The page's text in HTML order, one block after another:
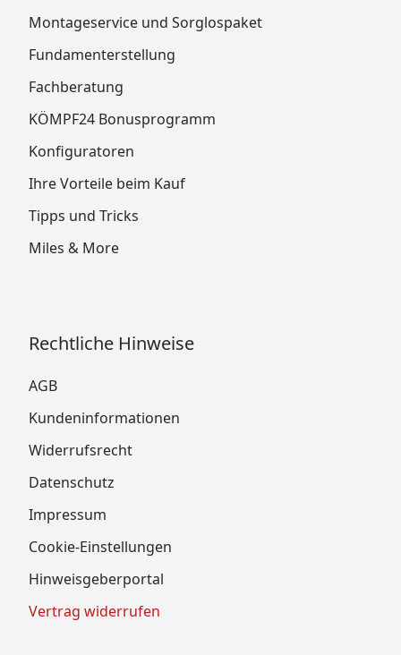
Montageservice und Sorglospaket
Fundamenterstellung
Fachberatung
KÖMPF24 Bonusprogramm
Konfiguratoren
Ihre Vorteile beim Kauf
Tipps und Tricks
Miles & More
Rechtliche Hinweise
AGB
Kundeninformationen
Widerrufsrecht
Datenschutz
Impressum
Cookie-Einstellungen
Hinweisgeberportal
Vertrag widerrufen